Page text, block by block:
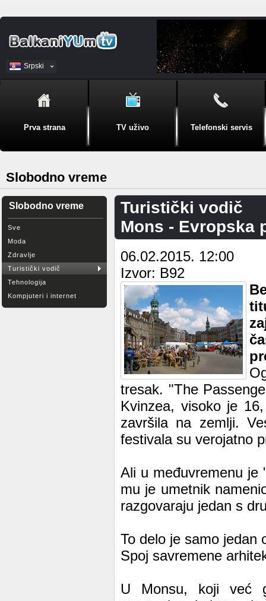
Srpski
BiH
Prva strana TV uživo Telefonski servis
Slobodno vreme
Slobodno vreme
Sve
Moda
Zdravlje
Turistički vodič
Tehnologija
Kompjuteri i internet
Turistički vodič
Mons - Evropska
06.02.2015. 12:00
Izvor: B92
tresak. "The
Kvinzea, visoko je
završila na zemlji.
festivala su verojatno
Ali u međuvremenu je
mu je umetnik
razgovaraju jedan s
To delo je samo jedan
Spoj savremene
U Monsu, koji već